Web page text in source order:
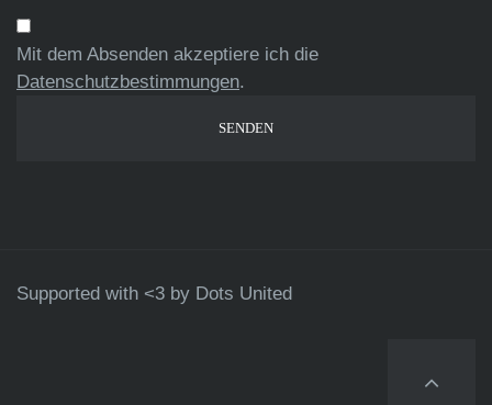
Mit dem Absenden akzeptiere ich die
Datenschutzbestimmungen.
Supported with <3 by Dots United